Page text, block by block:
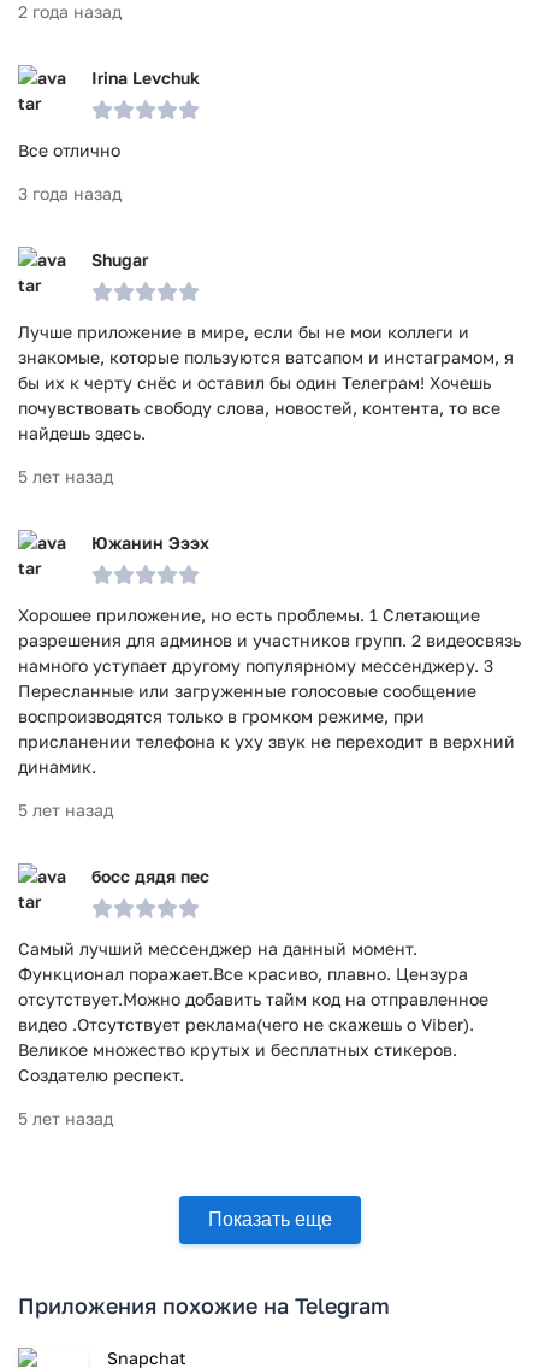
2 года назад
Irina Levchuk
Все отлично
3 года назад
Shugar
Лучше приложение в мире, если бы не мои коллеги и
знакомые, которые пользуются ватсапом и инстаграмом, я
бы их к черту снёс и оставил бы один Телеграм! Хочешь
почувствовать свободу слова, новостей, контента, то все
найдешь здесь.
5 лет назад
Южанин Эээх
Хорошее приложение, но есть проблемы. 1 Слетающие
разрешения для админов и участников групп. 2 видеосвязь
намного уступает другому популярному мессенджеру. 3
Пересланные или загруженные голосовые сообщение
воспроизводятся только в громком режиме, при
присланении телефона к уху звук не переходит в верхний
динамик.
5 лет назад
босс дядя пес
Самый лучший мессенджер на данный момент.
Функционал поражает.Все красиво, плавно. Цензура
отсутствует.Можно добавить тайм код на отправленное
видео .Отсутствует реклама(чего не скажешь о Viber).
Великое множество крутых и бесплатных стикеров.
Создателю респект.
5 лет назад
Показать еще
Приложения похожие на Telegram
Snapchat